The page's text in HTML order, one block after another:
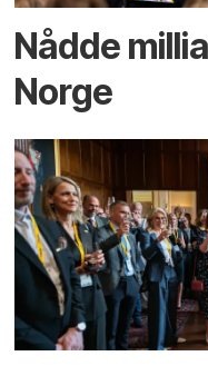
Nådde
Norge